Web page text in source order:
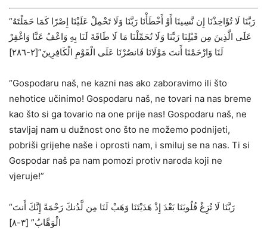
“رَبَّنَا لَا تُؤَاخِذْنَا إِن نَّسِينَا أَوْ أَخْطَأْنَا رَبَّنَا وَلَا تَحْمِلْ عَلَيْنَا إِصْرًا كَمَا حَمَلْتَهُ
عَلَى الَّذِينَ مِن قَبْلِنَا رَبَّنَا وَلَا تُحَمِّلْنَا مَا لَا طَاقَةَ لَنَا بِهِ وَاعْفُ عَنَّا وَاغْفِرْ
لَنَا وَارْحَمْنَا أَنتَ مَوْلَانَا فَانصُرْنَا عَلَى الْقَوْمِ الْكَافِرِينَ”‌[٢-٢٨٦]
“Gospodaru naš, ne kazni nas ako zaboravimo ili što
nehotice učinimo! Gospodaru naš, ne tovari na nas breme
kao što si ga tovario na one prije nas! Gospodaru naš, ne
stavljaj nam u dužnost ono što ne možemo podnijeti,
pobriši grijehe naše i oprosti nam, i smiluj se na nas. Ti si
Gospodar naš pa nam pomozi protiv naroda koji ne
vjeruje!”
“رَبَّنَا لَا تُزِغْ قُلُوبَنَا بَعْدَ إِذْ هَدَيْتَنَا وَهَبْ لَنَا مِن لَّدُنكَ رَحْمَةً إِنَّكَ أَنتَ
الْوَهَّابُ” ‌[٣-٨]